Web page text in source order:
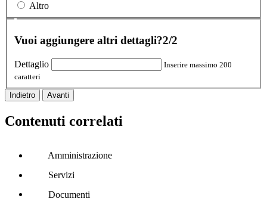
Altro
Vuoi aggiungere altri dettagli?2/2
Dettaglio
Inserire massimo 200
caratteri
Indietro Avanti
Contenuti correlati
Amministrazione
Servizi
Documenti